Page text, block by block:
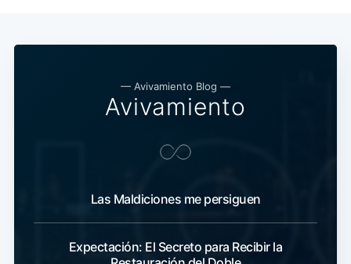
— Avivamiento Blog —
Avivamiento
Las Maldiciones me persiguen
Expectación: El Secreto para Recibir la